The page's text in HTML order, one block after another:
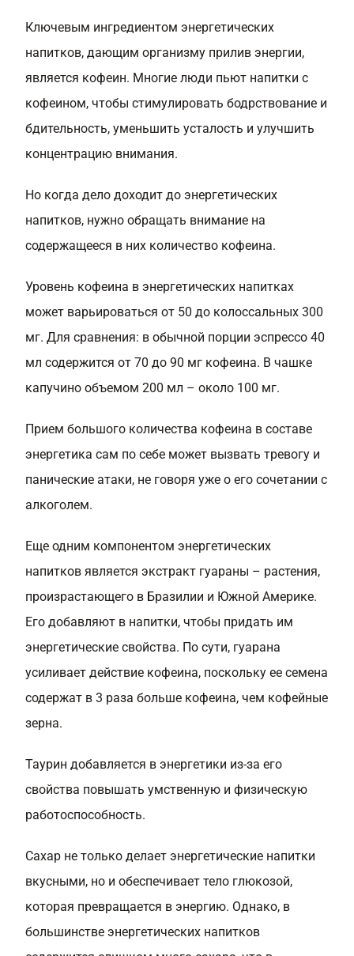
Ключевым ингредиентом энергетических
напитков, дающим организму прилив энергии,
является кофеин. Многие люди пьют напитки с
кофеином, чтобы стимулировать бодрствование и
бдительность, уменьшить усталость и улучшить
концентрацию внимания.
Но когда дело доходит до энергетических
напитков, нужно обращать внимание на
содержащееся в них количество кофеина.
Уровень кофеина в энергетических напитках
может варьироваться от 50 до колоссальных 300
мг. Для сравнения: в обычной порции эспрессо 40
мл содержится от 70 до 90 мг кофеина. В чашке
капучино объемом 200 мл – около 100 мг.
Прием большого количества кофеина в составе
энергетика сам по себе может вызвать тревогу и
панические атаки, не говоря уже о его сочетании с
алкоголем.
Еще одним компонентом энергетических
напитков является экстракт гуараны – растения,
произрастающего в Бразилии и Южной Америке.
Его добавляют в напитки, чтобы придать им
энергетические свойства. По сути, гуарана
усиливает действие кофеина, поскольку ее семена
содержат в 3 раза больше кофеина, чем кофейные
зерна.
Таурин добавляется в энергетики из-за его
свойства повышать умственную и физическую
работоспособность.
Сахар не только делает энергетические напитки
вкусными, но и обеспечивает тело глюкозой,
которая превращается в энергию. Однако, в
большинстве энергетических напитков